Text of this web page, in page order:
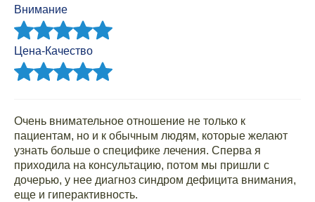
Внимание
Цена-Качество
Очень внимательное отношение не только к
пациентам, но и к обычным людям, которые желают
узнать больше о специфике лечения. Сперва я
приходила на консультацию, потом мы пришли с
дочерью, у нее диагноз синдром дефицита внимания,
еще и гиперактивность.